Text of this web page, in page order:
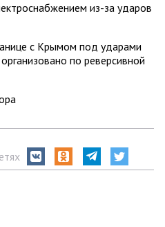
из-за ударов
с Крымом под ударами
по реверсивной